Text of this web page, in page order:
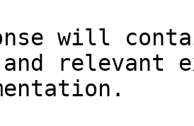
will
relevant